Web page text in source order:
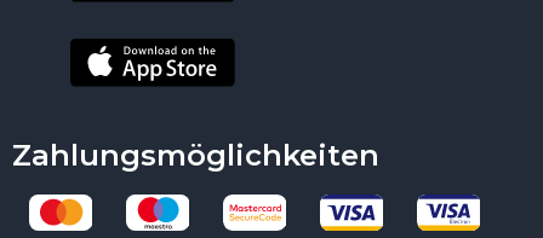
Zahlungsmöglichkeiten